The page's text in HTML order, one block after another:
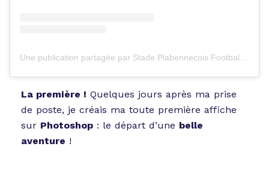
La première ! Quelques jours après ma prise
de poste, je créais ma toute première affiche
sur Photoshop: le départ d’une belle
aventure !